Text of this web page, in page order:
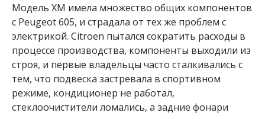
Модель XM имела множество общих компонентов
с Peugeot 605, и страдала от тех же проблем с
электрикой. Citroen пытался сократить расходы в
процессе производства, компоненты выходили из
строя, и первые владельцы часто сталкивались с
тем, что подвеска застревала в спортивном
режиме, кондиционер не работал,
стеклоочистители ломались, а задние фонари